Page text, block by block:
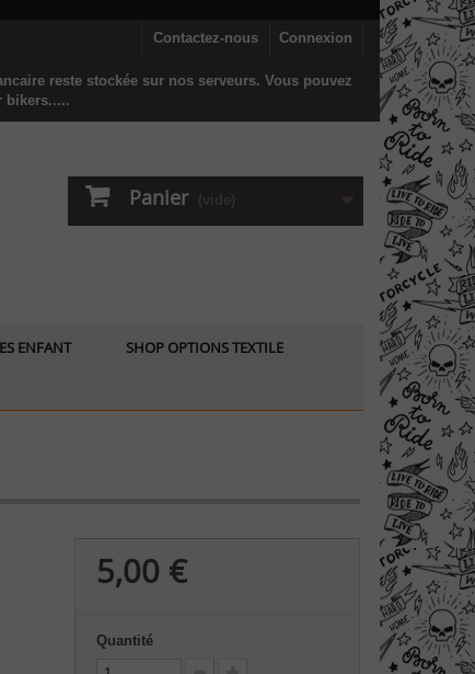
Connexion
Contactez-nous
reste stockée sur nos serveurs. Vous pouvez
bikers.....
Panier (vide)
ENFANT SHOP OPTIONS TEXTILE
5,00 €
Quantité